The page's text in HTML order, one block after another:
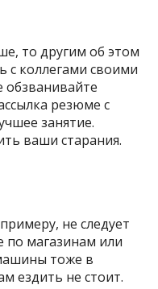
то другим об этом
с коллегами своими
обзванивайте
резюме с
занятие.
ваши старания.
не следует
по магазинам или
тоже в
ездить не стоит.